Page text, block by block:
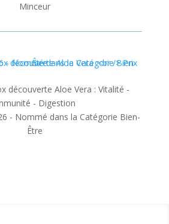
Minceur
découverte Aloe Vera : Vitalité -
- Digestion
- Nommé dans la Catégorie Bien-
Être